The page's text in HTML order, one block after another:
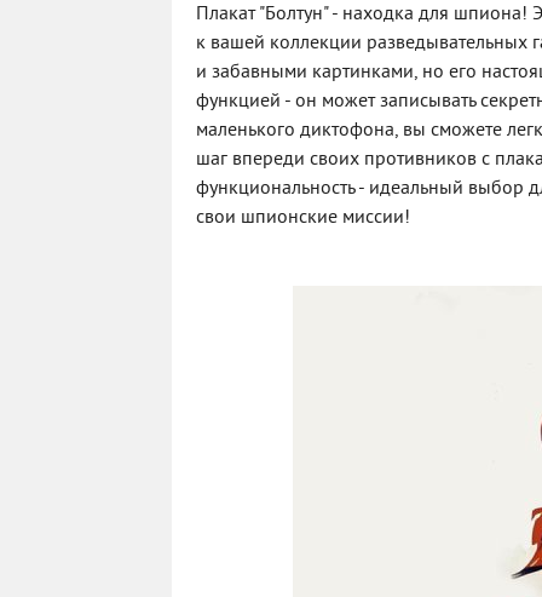
Плакат "Болтун" - находка для шпиона!
к вашей коллекции разведывательных
и забавными картинками, но его
функцией - он может записывать
маленького диктофона, вы сможете
шаг впереди своих противников с
функциональность - идеальный выбор
свои шпионские миссии!